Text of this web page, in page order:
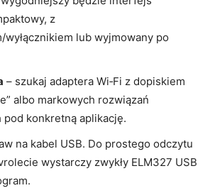
z
wyłącznikiem lub wyjmowany po
– szukaj adaptera Wi‑Fi z dopiskiem
albo markowych rozwiązań
pod konkretną aplikację.
na kabel USB. Do prostego odczytu
wystarczy zwykły ELM327 USB